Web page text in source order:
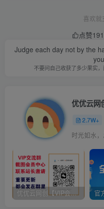
喜欢就
点赞191
Judge each day not by the
不要问自己收获了多少果实
优优云网
2.7W+
时光如水
优优云网创【VIP会员专属交流群】